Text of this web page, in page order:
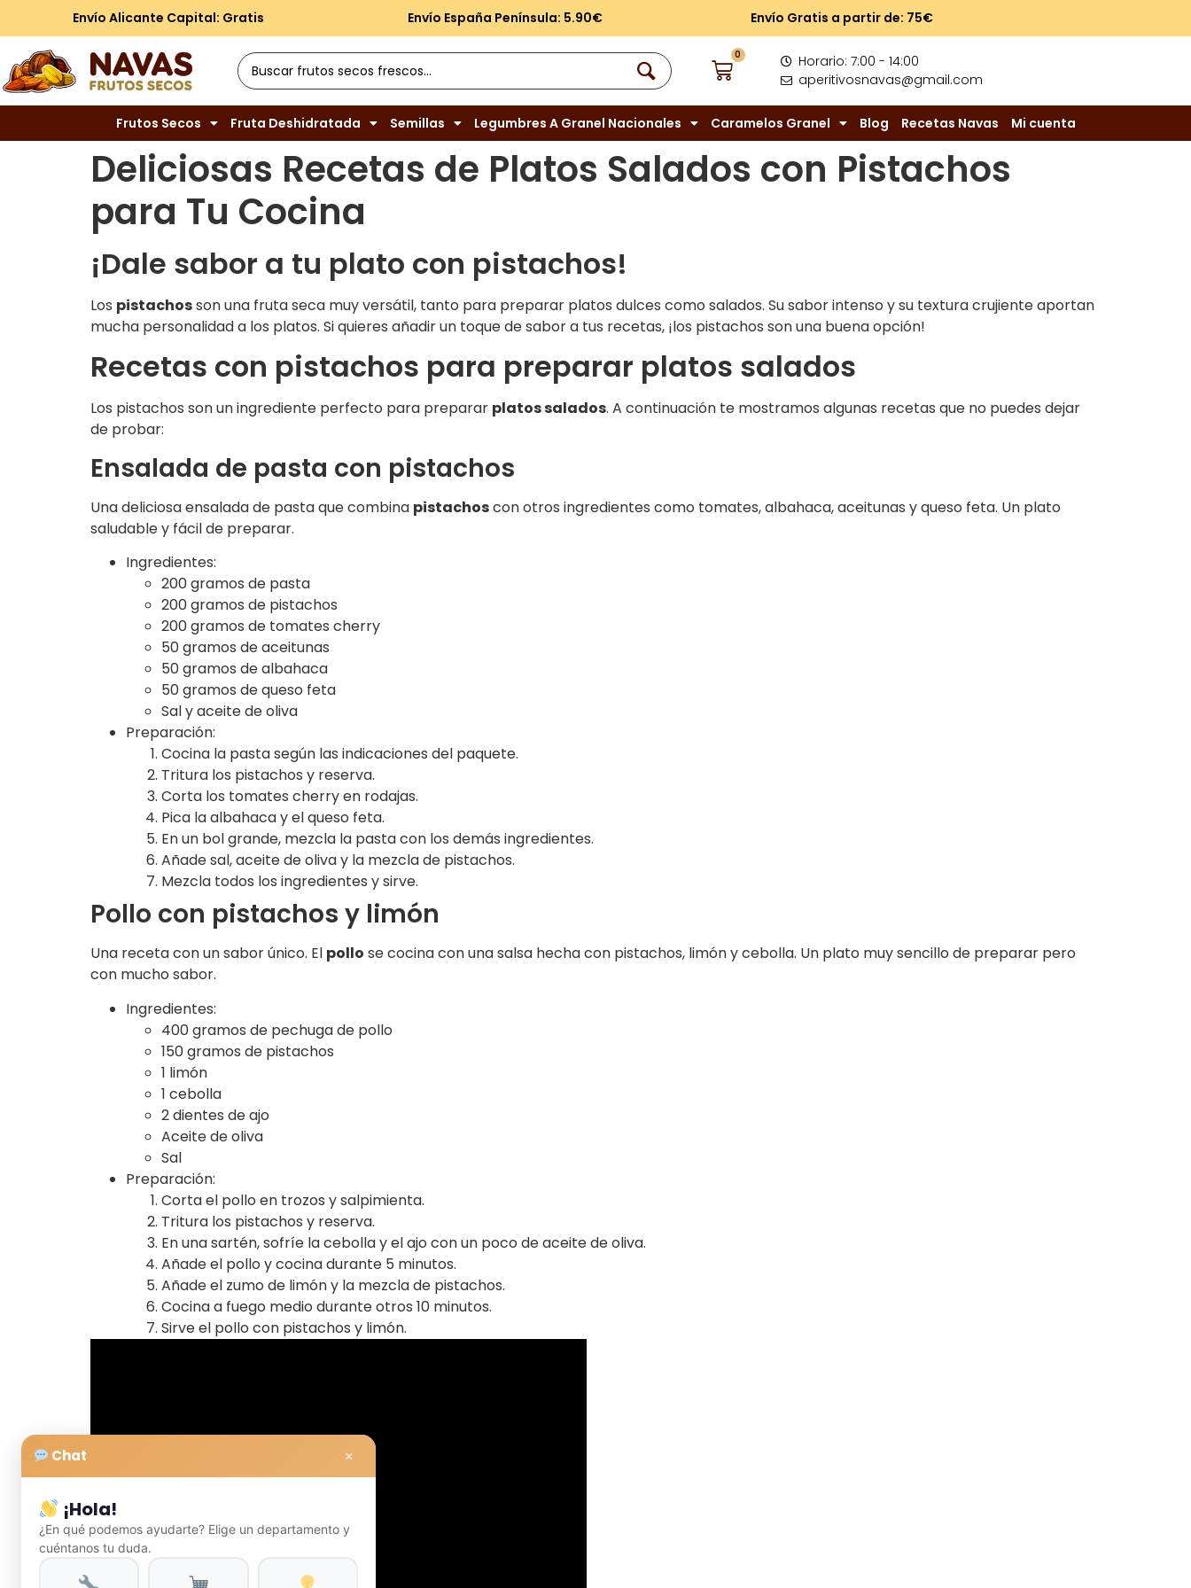
Envío Alicante Capital: Gratis Envío España Península: 5.90€ Envío Gratis a partir de: 75€
0
Horario: 7:00 - 14:00
aperitivosnavas@gmail.com
Frutos Secos Fruta Deshidratada Semillas Legumbres A Granel Nacionales Caramelos Granel Blog Recetas Navas Mi cuenta
Deliciosas Recetas de Platos Salados con Pistachos
para Tu Cocina
¡Dale sabor a tu plato con pistachos!
Los pistachosson una fruta seca muy versátil, tanto para preparar platos dulces como salados. Su sabor intenso y su textura crujiente aportan
mucha personalidad a los platos. Si quieres añadir un toque de sabor a tus recetas, ¡los pistachos son una buena opción!
Recetas con pistachos para preparar platos salados
Los pistachos son un ingrediente perfecto para preparar platos salados. A continuación te mostramos algunas recetas que no puedes dejar
de probar:
Ensalada de pasta con pistachos
Una deliciosa ensalada de pasta que combina pistachoscon otros ingredientes como tomates, albahaca, aceitunas y queso feta. Un plato
saludable y fácil de preparar.
Ingredientes:
200 gramos de pasta
200 gramos de pistachos
200 gramos de tomates cherry
50 gramos de aceitunas
50 gramos de albahaca
50 gramos de queso feta
Sal y aceite de oliva
Preparación:
Cocina la pasta según las indicaciones del paquete.
Tritura los pistachos y reserva.
Corta los tomates cherry en rodajas.
Pica la albahaca y el queso feta.
En un bol grande, mezcla la pasta con los demás ingredientes.
Añade sal, aceite de oliva y la mezcla de pistachos.
Mezcla todos los ingredientes y sirve.
Pollo con pistachos y limón
Una receta con un sabor único. El pollo se cocina con una salsa hecha con pistachos, limón y cebolla. Un plato muy sencillo de preparar pero
con mucho sabor.
Ingredientes:
400 gramos de pechuga de pollo
150 gramos de pistachos
1 limón
1 cebolla
2 dientes de ajo
Aceite de oliva
Sal
Preparación:
Corta el pollo en trozos y salpimienta.
Tritura los pistachos y reserva.
En una sartén, sofríe la cebolla y el ajo con un poco de aceite de oliva.
Añade el pollo y cocina durante 5 minutos.
Añade el zumo de limón y la mezcla de pistachos.
Cocina a fuego medio durante otros 10 minutos.
Sirve el pollo con pistachos y limón.
Chat ×
¡Hola!
¿En qué podemos ayudarte? Elige un departamento y
cuéntanos tu duda.